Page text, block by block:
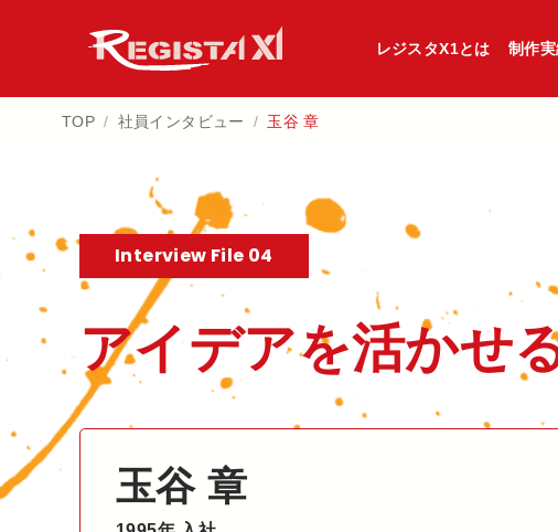
レジスタX1とは 制作
TOP / 社員インタビュー / 玉谷 章
Interview File 04
アイデアを​活かせ
玉谷 章